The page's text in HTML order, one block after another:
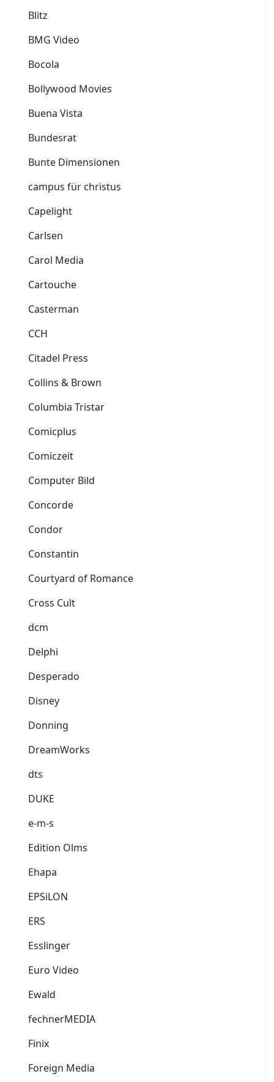
Blitz
BMG Video
Bocola
Bollywood Movies
Buena Vista
Bundesrat
Bunte Dimensionen
campus für christus
Capelight
Carlsen
Carol Media
Cartouche
Casterman
CCH
Citadel Press
Collins & Brown
Columbia Tristar
Comicplus
Comiczeit
Computer Bild
Concorde
Condor
Constantin
Courtyard of Romance
Cross Cult
dcm
Delphi
Desperado
Disney
Donning
DreamWorks
dts
DUKE
e-m-s
Edition Olms
Ehapa
EPSiLON
ERS
Esslinger
Euro Video
Ewald
fechnerMEDIA
Finix
Foreign Media